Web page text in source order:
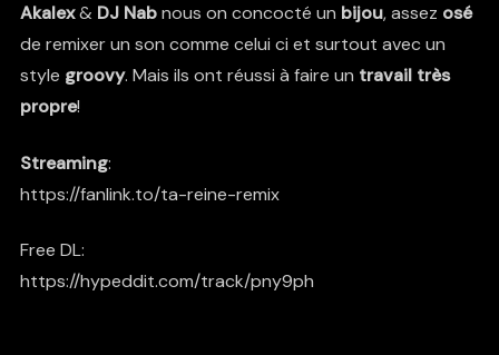
Akalex& DJ Nabnous on concocté un bijou, assez osé
de remixer un son comme celui ci et surtout avec un
style groovy. Mais ils ont réussi à faire un travail très
propre!
Streaming:
https://fanlink.to/ta-reine-remix
Free DL:
https://hypeddit.com/track/pny9ph